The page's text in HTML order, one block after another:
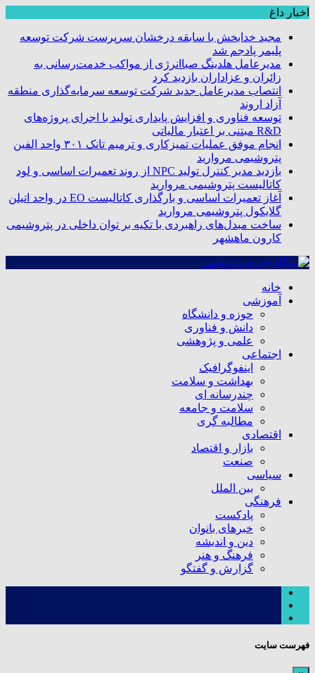
اخبار داغ
مجید خدابخش با سابقه درخشان سرپرست شرکت توسعه
پلیمر پادجم شد
مدیرعامل هلدینگ صباانرژی از مواکب خدمت‌رسانی به
زائران و عزاداران بازدید کرد
انتصاب مدیرعامل جدید شرکت توسعه سرمایه‌گذاری منطقه
آزاد اروند
توسعه فناوری و افزایش پایداری تولید با اجرای پروژه‌های
R&D مبتنی بر اعتبار مالیاتی
انجام موفق عملیات تمیزکاری و ترمیم تانک ۳۰۱ واحد الفین
پتروشیمی مروارید
بازدید مدیر کنترل تولید NPC از روند تعمیرات اساسی و لود
کاتالیست پتروشیمی مروارید
آغاز تعمیرات اساسی و بارگذاری کاتالیست EO در واحد اتیلن
گلایکول پتروشیمی مروارید
ساخت مبدل‌های راهبردی با تکیه بر توان داخلی در پتروشیمی
کارون ماهشهر
خانه
آموزشی
حوزه و دانشگاه
دانش و فناوری
علمی و پژوهشی
اجتماعی
اینفوگرافیک
بهداشت و سلامت
چندرسانه ای
سلامت و جامعه
مطالبه گری
اقتصادی
بازار و اقتصاد
صنعت
سیاسی
بین الملل
فرهنگی
پادکست
خبرهای بانوان
دین و اندیشه
فرهنگ و هنر
گزارش و گفتگو
فهرست سایت